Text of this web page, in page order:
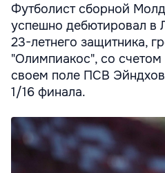
Футболист сборной
успешно дебютировал в
23-летнего защитника,
"Олимпиакос", со счетом
своем поле ПСВ
1/16 финала.